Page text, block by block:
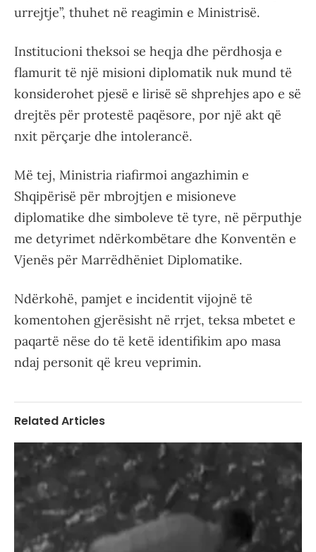
urrejtje”, thuhet në reagimin e Ministrisë.
Institucioni theksoi se heqja dhe përdhosja e
flamurit të një misioni diplomatik nuk mund të
konsiderohet pjesë e lirisë së shprehjes apo e së
drejtës për protestë paqësore, por një akt që
nxit përçarje dhe intolerancë.
Më tej, Ministria riafirmoi angazhimin e
Shqipërisë për mbrojtjen e misioneve
diplomatike dhe simboleve të tyre, në përputhje
me detyrimet ndërkombëtare dhe Konventën e
Vjenës për Marrëdhëniet Diplomatike.
Ndërkohë, pamjet e incidentit vijojnë të
komentohen gjerësisht në rrjet, teksa mbetet e
paqartë nëse do të ketë identifikim apo masa
ndaj personit që kreu veprimin.
Related Articles